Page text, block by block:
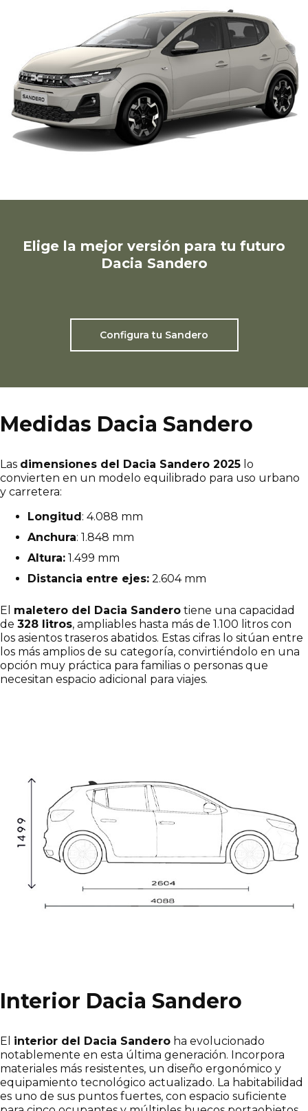
Elige la mejor versión para tu futuro
Dacia Sandero
Configura tu Sandero
Medidas Dacia Sandero
Las dimensiones del Dacia Sandero 2025 lo
convierten en un modelo equilibrado para uso urbano
y carretera:
Longitud: 4.088 mm
Anchura: 1.848 mm
Altura: 1.499 mm
Distancia entre ejes: 2.604 mm
El maletero del Dacia Sandero tiene una capacidad
de 328 litros, ampliables hasta más de 1.100 litros con
los asientos traseros abatidos. Estas cifras lo sitúan entre
los más amplios de su categoría, convirtiéndolo en una
opción muy práctica para familias o personas que
necesitan espacio adicional para viajes.
Interior Dacia Sandero
El interior del Dacia Sandero ha evolucionado
notablemente en esta última generación. Incorpora
materiales más resistentes, un diseño ergonómico y
equipamiento tecnológico actualizado. La habitabilidad
es uno de sus puntos fuertes, con espacio suficiente